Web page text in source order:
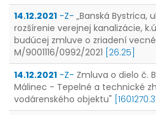
14.12.2021 -Z- „Banská Bystrica,
rozšírenie verejnej kanalizácie,
budúcej zmluve o zriadení
M/9001116/0992/2021 [26.25]
14.12.2021 -Z- Zmluva o dielo č.
Málinec - Tepelné a technické
vodárenského objektu"